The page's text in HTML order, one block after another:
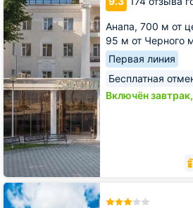
Анапа, 700 м от
95 м от Черного
Первая линия
Бесплатная
Включён
Санаторий
Родник